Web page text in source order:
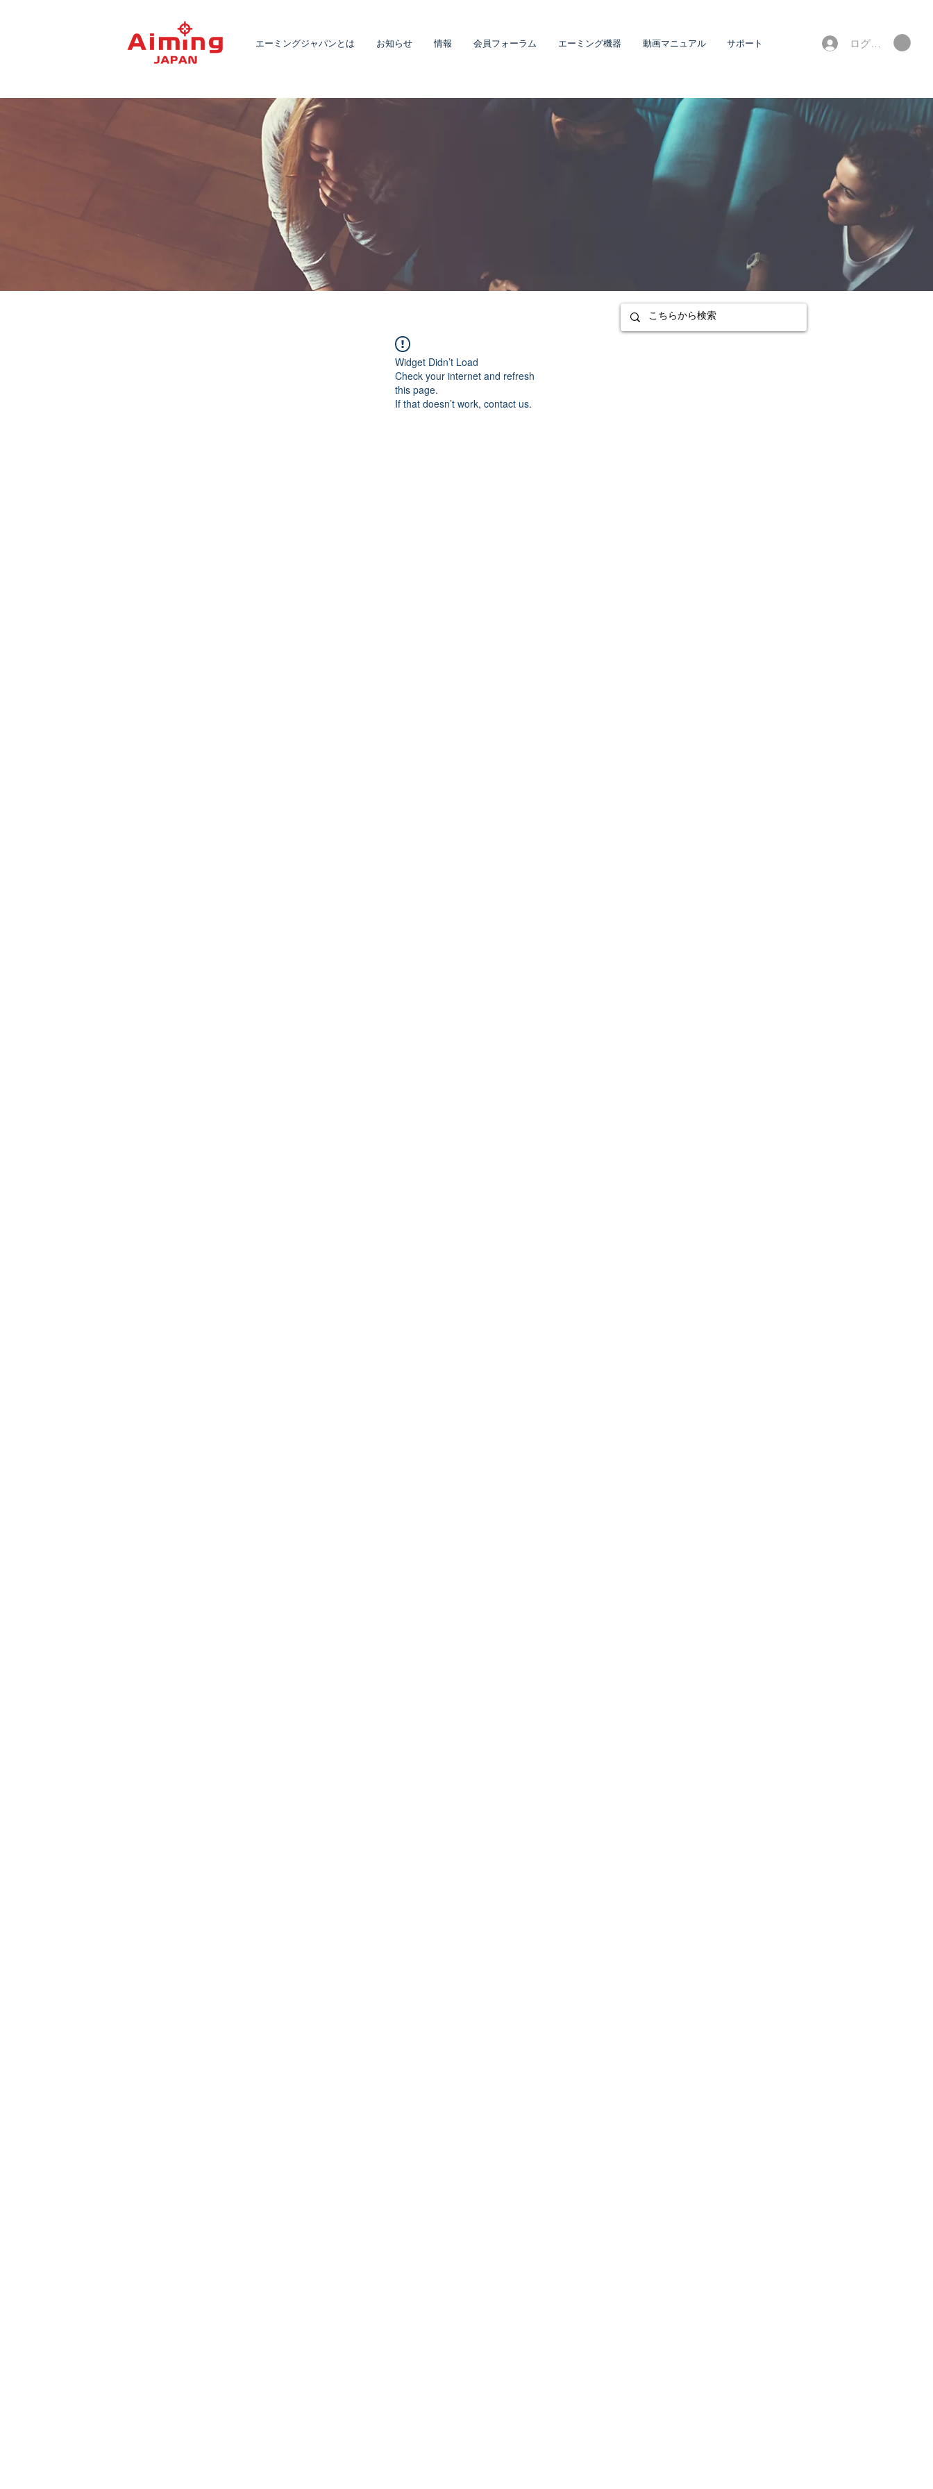
エーミングジャパンとは お知らせ 情報 会員フォーラム エーミング機器 動画マニュアル サポート ログイン
Widget Didn’t Load
Check your internet and refresh
this page.
If that doesn’t work, contact us.